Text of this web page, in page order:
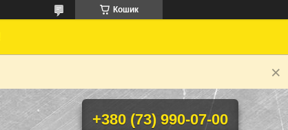
Кошик
+380 (73) 990-07-00